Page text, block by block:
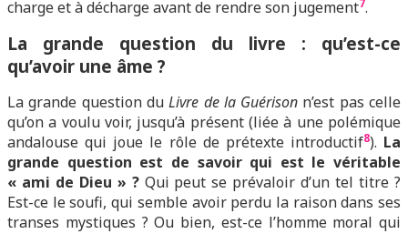
charge et à décharge avant de rendre son jugement7.
La grande question du livre : qu’est-ce
qu’avoir une âme ?
La grande question duLivre de la Guérison n’est pas celle
qu’on a voulu voir, jusqu’à présent (liée à une polémique
andalouse qui joue le rôle de prétexte introductif8). La
grande question est de savoir qui est le véritable
« ami de Dieu » ?Qui peut se prévaloir d’un tel titre ?
Est-ce le soufi, qui semble avoir perdu la raison dans ses
transes mystiques ? Ou bien, est-ce l’homme moral qui